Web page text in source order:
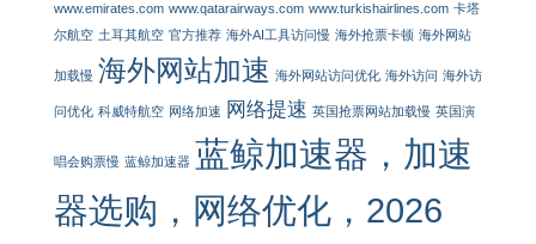
www.emirates.com www.qatarairways.com www.turkishairlines.com 卡塔
尔航空 土耳其航空 官方推荐 海外AI工具访问慢 海外抢票卡顿 海外网站
加载慢 海外网站加速 海外网站访问优化 海外访问 海外访
问优化 科威特航空 网络加速 网络提速 英国抢票网站加载慢 英国演
唱会购票慢 蓝鲸加速器 蓝鲸加速器，加速
器选购，网络优化，2026